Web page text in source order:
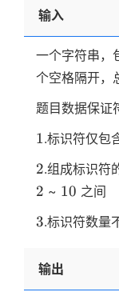
输入
一个字符串，
个空格隔开，
题目数据保证
1
1.标识符仅包
2
2.组成标识符
2 ~ 10
10 之间
3
3.标识符数量
输出